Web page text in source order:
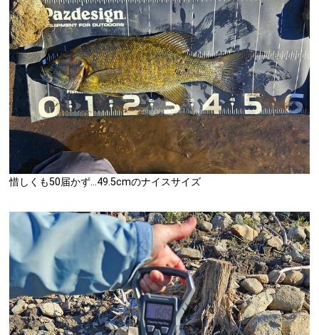
惜しくも50届かず…49.5cmのナイスサイズ